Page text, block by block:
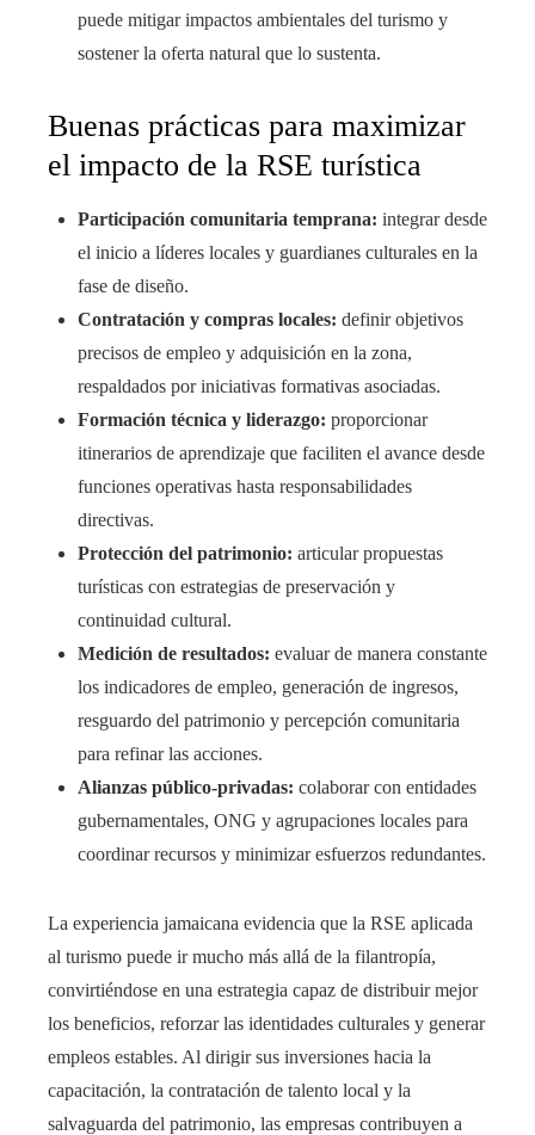
puede mitigar impactos ambientales del turismo y
sostener la oferta natural que lo sustenta.
Buenas prácticas para maximizar
el impacto de la RSE turística
Participación comunitaria temprana: integrar desde
el inicio a líderes locales y guardianes culturales en la
fase de diseño.
Contratación y compras locales: definir objetivos
precisos de empleo y adquisición en la zona,
respaldados por iniciativas formativas asociadas.
Formación técnica y liderazgo: proporcionar
itinerarios de aprendizaje que faciliten el avance desde
funciones operativas hasta responsabilidades
directivas.
Protección del patrimonio: articular propuestas
turísticas con estrategias de preservación y
continuidad cultural.
Medición de resultados: evaluar de manera constante
los indicadores de empleo, generación de ingresos,
resguardo del patrimonio y percepción comunitaria
para refinar las acciones.
Alianzas público-privadas: colaborar con entidades
gubernamentales, ONG y agrupaciones locales para
coordinar recursos y minimizar esfuerzos redundantes.
La experiencia jamaicana evidencia que la RSE aplicada
al turismo puede ir mucho más allá de la filantropía,
convirtiéndose en una estrategia capaz de distribuir mejor
los beneficios, reforzar las identidades culturales y generar
empleos estables. Al dirigir sus inversiones hacia la
capacitación, la contratación de talento local y la
salvaguarda del patrimonio, las empresas contribuyen a